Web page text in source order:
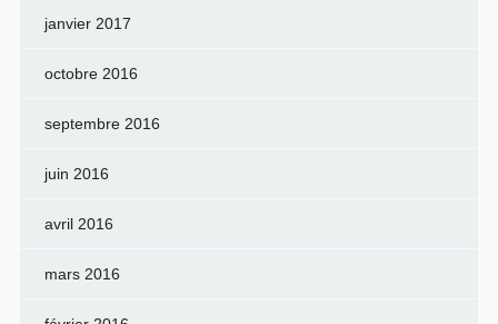
janvier 2017
octobre 2016
septembre 2016
juin 2016
avril 2016
mars 2016